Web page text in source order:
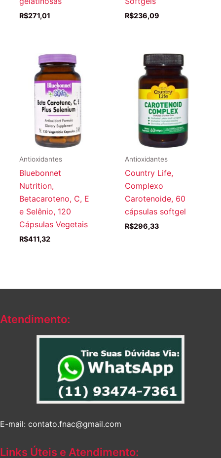
R$271,01 R$236,09
Antioxidantes
Bluebonnet
Nutrition,
Betacaroteno, C, E
e Selênio, 120
Cápsulas Vegetais
R$411,32
Antioxidantes
Country Life,
Complexo
Carotenoide, 60
cápsulas softgel
R$296,33
Atendimento:
E-mail: contato.fnac@gmail.com
Links Úteis e Atendimento: